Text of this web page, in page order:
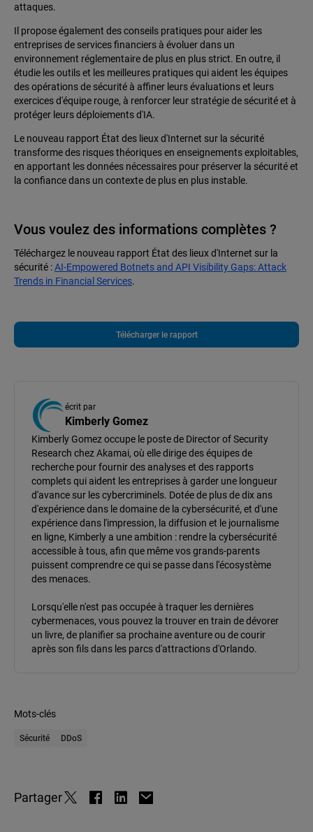
attaques.
Il propose également des conseils pratiques pour aider les
entreprises de services financiers à évoluer dans un
environnement réglementaire de plus en plus strict. En outre, il
étudie les outils et les meilleures pratiques qui aident les équipes
des opérations de sécurité à affiner leurs évaluations et leurs
exercices d'équipe rouge, à renforcer leur stratégie de sécurité et à
protéger leurs déploiements d'IA.
Le nouveau rapport État des lieux d'Internet sur la sécurité
transforme des risques théoriques en enseignements exploitables,
en apportant les données nécessaires pour préserver la sécurité et
la confiance dans un contexte de plus en plus instable.
Vous voulez des informations complètes ?
Téléchargez le nouveau rapport État des lieux d'Internet sur la
sécurité :AI-Empowered Botnets and API Visibility Gaps: Attack
Trends in Financial Services.
Télécharger le rapport
écrit par
Kimberly Gomez
Kimberly Gomez occupe le poste de Director of Security
Research chez Akamai, où elle dirige des équipes de
recherche pour fournir des analyses et des rapports
complets qui aident les entreprises à garder une longueur
d'avance sur les cybercriminels. Dotée de plus de dix ans
d'expérience dans le domaine de la cybersécurité, et d'une
expérience dans l'impression, la diffusion et le journalisme
en ligne, Kimberly a une ambition : rendre la cybersécurité
accessible à tous, afin que même vos grands-parents
puissent comprendre ce qui se passe dans l'écosystème
des menaces.
Lorsqu'elle n'est pas occupée à traquer les dernières
cybermenaces, vous pouvez la trouver en train de dévorer
un livre, de planifier sa prochaine aventure ou de courir
après son fils dans les parcs d'attractions d'Orlando.
Mots-clés
Sécurité DDoS
Partager